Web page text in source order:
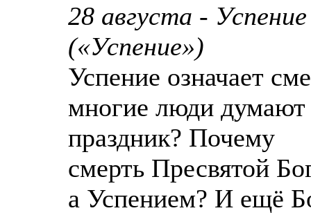
28 августа -
(«Успение»)
Успение означает
многие люди думают
праздник? Почему
смерть Пресвятой
а Успением? И ещё